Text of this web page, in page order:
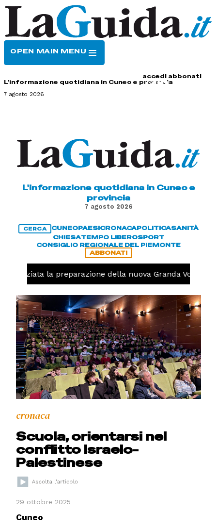
OPEN MAIN MENU
accedi abbonati
L'informazione quotidiana in Cuneo e provincia
7 agosto 2026
L'informazione quotidiana in Cuneo e
provincia
7 agosto 2026
CERCA CUNEOPAESICRONACAPOLITICASANITÀ
CHIESATEMPO LIBEROSPORT
CONSIGLIO REGIONALE DEL PIEMONTE
ABBONATI
iniziata la preparazione della nuova Granda Volley
cronaca
Scuola, orientarsi nel
conflitto Israelo-
Palestinese
29 ottobre 2025
Cuneo